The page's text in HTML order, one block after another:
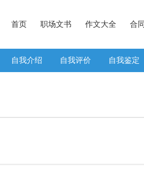
首页 职场文书 作文大全 合
自我介绍 自我评价 自我鉴定